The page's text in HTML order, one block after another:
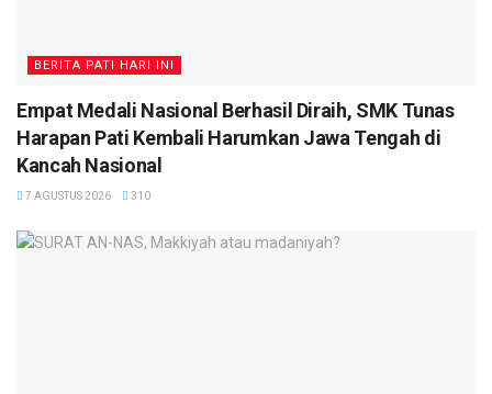
BERITA PATI HARI INI
Empat Medali Nasional Berhasil Diraih, SMK Tunas
Harapan Pati Kembali Harumkan Jawa Tengah di
Kancah Nasional
7 AGUSTUS 2026 310